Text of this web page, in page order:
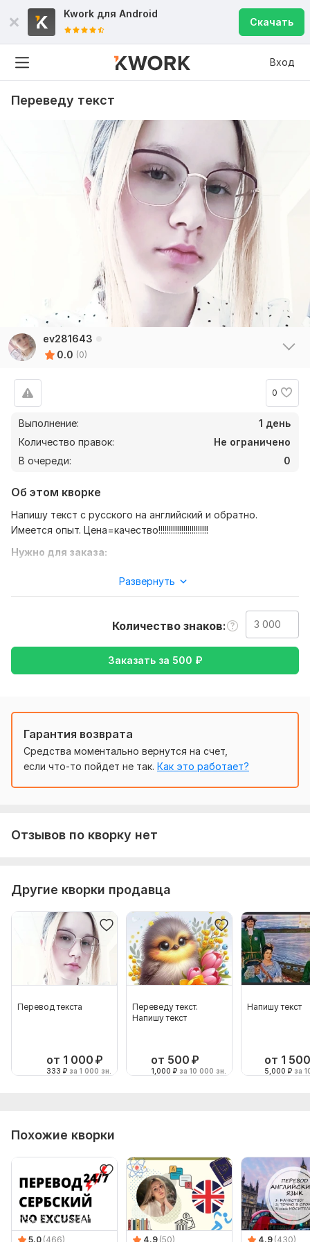
Kwork для Android
Скачать
Вход
Переведу текст
ev281643
0.0 (0)
0
Выполнение:
1 день
Количество правок:
Не ограничено
В очереди:
0
Об этом кворке
Напишу текст с русского на английский и обратно.
Имеется опыт. Цена=качество!!!!!!!!!!!!!!!!!!!!!!!!
Нужно для заказа:
документы , а так же желаемый перевод (с русского на
Авто и мото,Красота и мода,Недвижимость,
Развернуть
Количество знаков
Заказать за 500 ₽
Гарантия возврата
Средства моментально вернутся на счет,
если что-то пойдет не так. Как это работает?
Отзывов по кворку нет
Другие кворки продавца
Перевод текста
от 1 000 ₽
333 ₽ за 1 000 зн.
Переведу текст.
Напишу текст
от 500 ₽
1,000 ₽ за 10 000 зн.
Напишу текст
от 1 500
5,000 ₽ за
Похожие кворки
5.0 (466) 4.9 (50) 4.9 (430)